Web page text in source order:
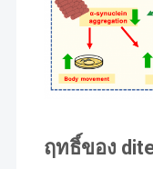
ฤทธิ์ของ